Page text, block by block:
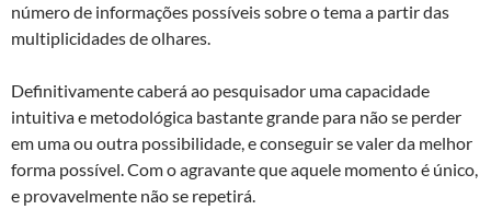
número de informações possíveis sobre o tema a partir das
multiplicidades de olhares.
Definitivamente caberá ao pesquisador uma capacidade
intuitiva e metodológica bastante grande para não se perder
em uma ou outra possibilidade, e conseguir se valer da melhor
forma possível. Com o agravante que aquele momento é único,
e provavelmente não se repetirá.